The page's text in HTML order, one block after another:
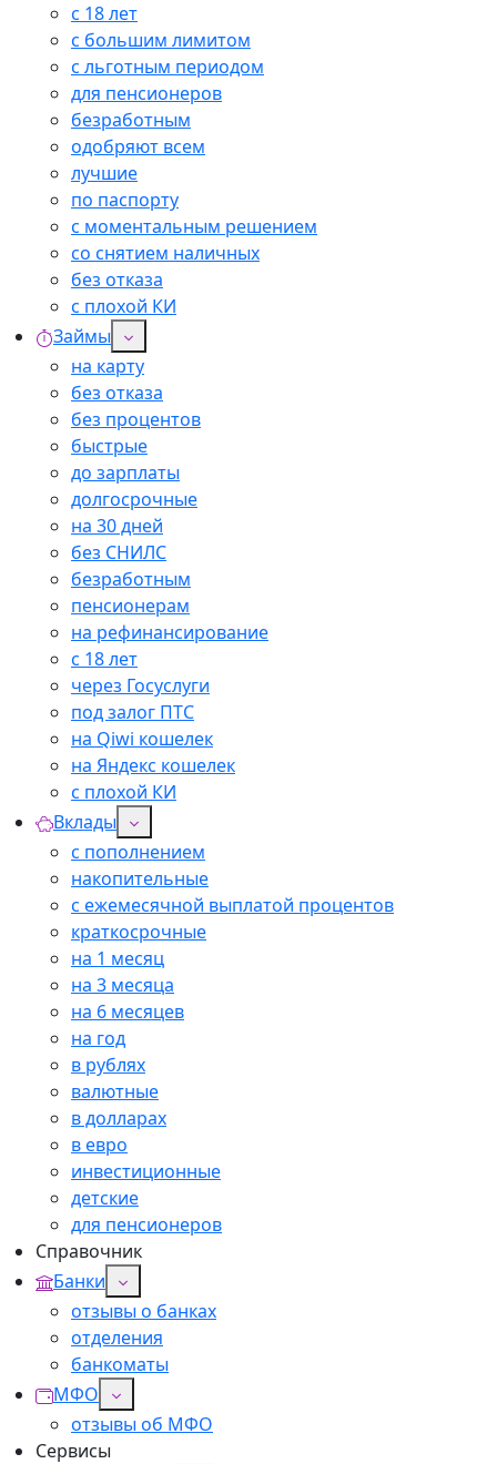
с 18 лет
с большим лимитом
с льготным периодом
для пенсионеров
безработным
одобряют всем
лучшие
по паспорту
с моментальным решением
со снятием наличных
без отказа
с плохой КИ
Займы
на карту
без отказа
без процентов
быстрые
до зарплаты
долгосрочные
на 30 дней
без СНИЛС
безработным
пенсионерам
на рефинансирование
с 18 лет
через Госуслуги
под залог ПТС
на Qiwi кошелек
на Яндекс кошелек
с плохой КИ
Вклады
с пополнением
накопительные
с ежемесячной выплатой процентов
краткосрочные
на 1 месяц
на 3 месяца
на 6 месяцев
на год
в рублях
валютные
в долларах
в евро
инвестиционные
детские
для пенсионеров
Справочник
Банки
отзывы о банках
отделения
банкоматы
МФО
отзывы об МФО
Сервисы